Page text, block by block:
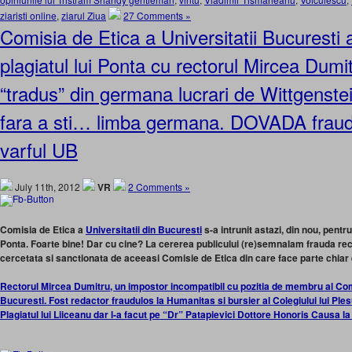
ziaristi online, ziarul Ziua 27 Comments »
Comisia de Etica a Universitatii Bucuresti
plagiatul lui Ponta cu rectorul Mircea
“tradus” din germana lucrari de
fara a sti… limba germana. DOVADA
varful UB
July 11th, 2012 VR 2 Comments »
Comisia de Etica a Universitatii din Bucurestis-a intrunit astazi, din nou,
Ponta. Foarte bine! Dar cu cine? La cererea publicului (re)semnalam frauda
cercetata si sanctionata de aceeasi Comisie de Etica din care face parte chiar
Rectorul Mircea Dumitru, un impostor incompatibil cu pozitia de membru al
Bucuresti. Fost redactor fraudulos la Humanitas si bursier al Colegiului lui
Plagiatul lui Liiceanu dar l-a facut pe “Dr” Patapievici Dottore Honoris Causa la